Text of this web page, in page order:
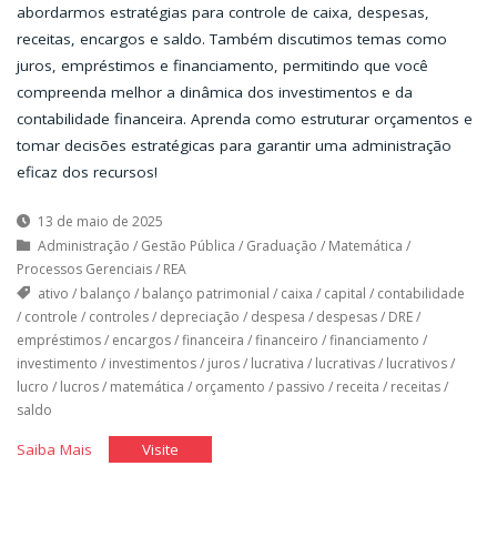
abordarmos estratégias para controle de caixa, despesas,
receitas, encargos e saldo. Também discutimos temas como
juros, empréstimos e financiamento, permitindo que você
compreenda melhor a dinâmica dos investimentos e da
contabilidade financeira. Aprenda como estruturar orçamentos e
tomar decisões estratégicas para garantir uma administração
eficaz dos recursos!
13 de maio de 2025
Administração / Gestão Pública / Graduação / Matemática /
Processos Gerenciais/ REA
ativo / balanço / balanço patrimonial / caixa / capital / contabilidade
/ controle / controles/ depreciação / despesa / despesas/ DRE/
empréstimos/ encargos/financeira /financeiro /financiamento /
investimento / investimentos/ juros/ lucrativa / lucrativas/ lucrativos/
lucro / lucros/ matemática / orçamento / passivo / receita / receitas/
saldo
Saiba Mais"Orçamento
Visite"Orçamento